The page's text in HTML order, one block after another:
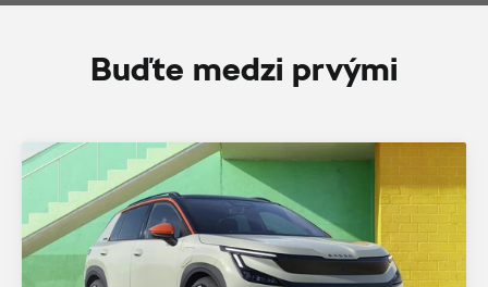
Buďte medzi prvými